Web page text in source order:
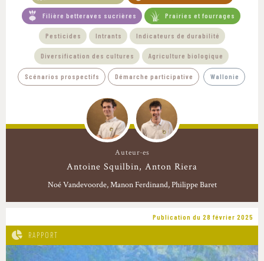
Filière betteraves sucrières Prairies et fourrages
Pesticides Intrants Indicateurs de durabilité
Diversification des cultures Agriculture biologique
Scénarios prospectifs Démarche participative Wallonie
Auteur·es
Antoine Squilbin Anton Riera
Noé Vandevoorde Manon Ferdinand Philippe Baret
Publication du 28 février 2025
RAPPORT